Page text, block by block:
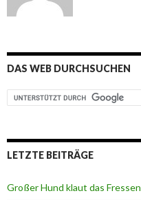
DAS WEB DURCHSUCHEN
LETZTE BEITRÄGE
Großer Hund klaut das Fressen